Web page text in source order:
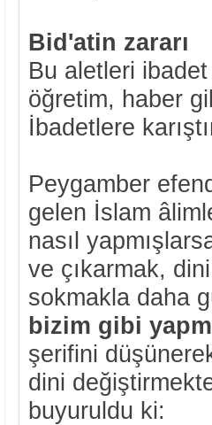
Bid'atin zararı
Bu aletleri
öğretim, haber
İbadetlere
Peygamber
gelen İslam
nasıl
ve çıkarmak,
sokmakla daha
bizim gibi
şerifini
dini
buyuruldu ki: